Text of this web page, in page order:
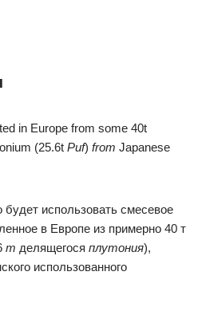
in Europe from some 40t
(25.6t Puf) from Japanese
будет использовать смесевое
в Европе из примерно 40 т
т делящегося плутония),
использованного